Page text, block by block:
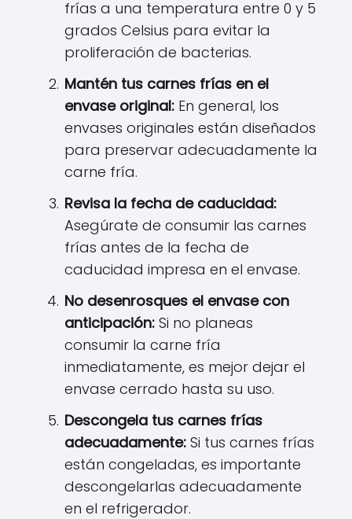
frías a una temperatura entre 0 y 5
grados Celsius para evitar la
proliferación de bacterias.
Mantén tus carnes frías en el
envase original: En general, los
envases originales están diseñados
para preservar adecuadamente la
carne fría.
Revisa la fecha de caducidad:
Asegúrate de consumir las carnes
frías antes de la fecha de
caducidad impresa en el envase.
No desenrosques el envase con
anticipación: Si no planeas
consumir la carne fría
inmediatamente, es mejor dejar el
envase cerrado hasta su uso.
Descongela tus carnes frías
adecuadamente: Si tus carnes frías
están congeladas, es importante
descongelarlas adecuadamente
en el refrigerador.